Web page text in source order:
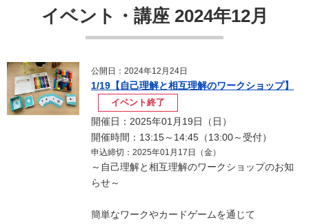
イベント・講座 2024年12月
公開日：2024年12月24日
1/19【自己理解と相互理解のワークショップ】
イベント終了
開催日：2025年01月19日（日）
開催時間：13:15～14:45（13:00～受付）
申込締切：2025年01月17日（金）
～自己理解と相互理解のワークショップのお知
らせ～
簡単なワークやカードゲームを通じて